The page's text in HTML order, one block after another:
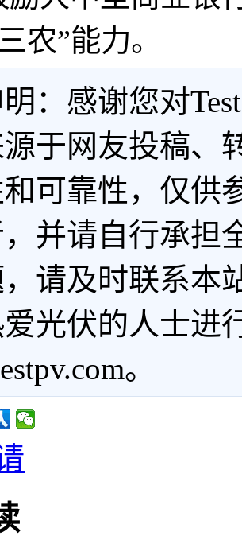
农”能力。
：感谢您对
于网友投稿、
可靠性，仅供
并请自行承担
请及时联系本
光伏的人士进
。